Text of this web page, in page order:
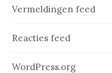
Vermeldingen feed
Reacties feed
WordPress.org